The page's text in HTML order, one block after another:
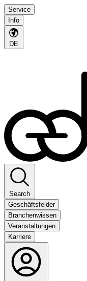
Service
Info
DE
Search
Geschäftsfelder
Branchenwissen
Veranstaltungen
Karriere